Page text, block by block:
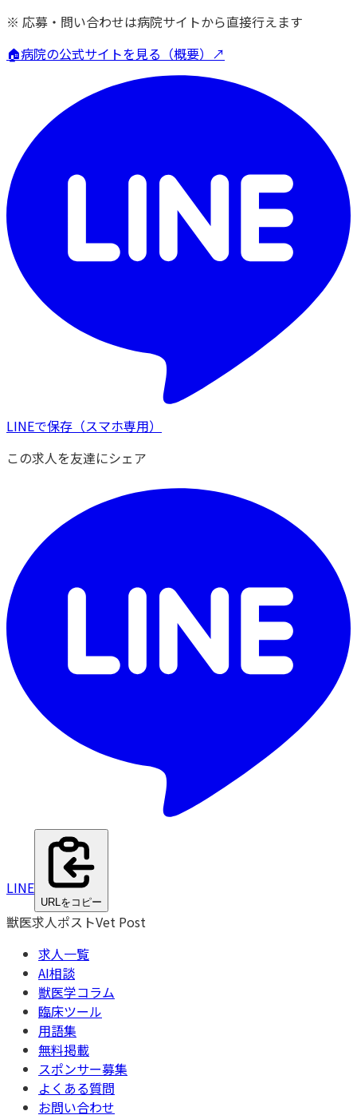
※ 応募・問い合わせは病院サイトから直接行えます
🏠病院の公式サイトを見る（概要）↗
LINEで保存 （スマホ専用）
この求人を友達にシェア
LINE
URLをコピー
獣医求人ポストVet Post
求人一覧
AI相談
獣医学コラム
臨床ツール
用語集
無料掲載
スポンサー募集
よくある質問
お問い合わせ